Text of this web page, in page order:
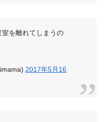
を離れてしまうの
2017年5月16